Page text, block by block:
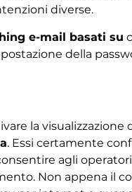
diverse.
e-mail basati su
della
la
. Essi certamente
agli
Non appena il